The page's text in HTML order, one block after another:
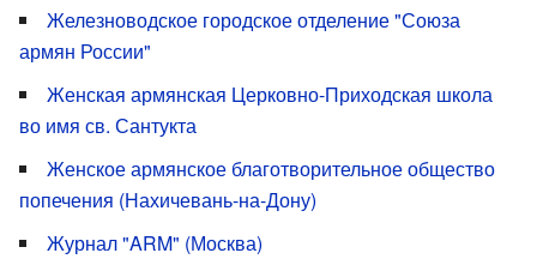
Железноводское городское отделение "Союза
армян России"
Женская армянская Церковно-Приходская школа
во имя св. Сантукта
Женское армянское благотворительное общество
попечения (Нахичевань-на-Дону)
Журнал "ARM" (Москва)